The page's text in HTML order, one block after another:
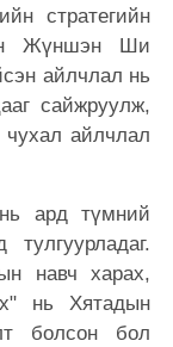
стратегийн
Жүншэн Ши
айлчлал нь
сайжруулж,
чухал айлчлал
ард түмний
навч харах,
нь Хятадын
болсон бол